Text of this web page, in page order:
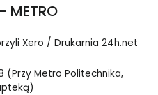
METRO
Xero / Drukarnia 24h.net
(Przy Metro Politechnika,